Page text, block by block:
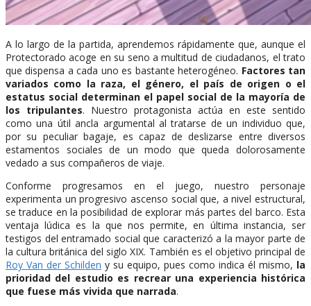
A lo largo de la partida, aprendemos rápidamente que, aunque el
Protectorado acoge en su seno a multitud de ciudadanos, el trato
que dispensa a cada uno es bastante heterogéneo. Factores tan
variados como la raza, el género, el país de origen o el
estatus social determinan el papel social de la mayoría de
los tripulantes. Nuestro protagonista actúa en este sentido
como una útil ancla argumental al tratarse de un individuo que,
por su peculiar bagaje, es capaz de deslizarse entre diversos
estamentos sociales de un modo que queda dolorosamente
vedado a sus compañeros de viaje.
Conforme progresamos en el juego, nuestro personaje
experimenta un progresivo ascenso social que, a nivel estructural,
se traduce en la posibilidad de explorar más partes del barco. Esta
ventaja lúdica es la que nos permite, en última instancia, ser
testigos del entramado social que caracterizó a la mayor parte de
la cultura británica del siglo XIX. También es el objetivo principal de
Roy Van der Schilden y su equipo, pues como indica él mismo, la
prioridad del estudio es recrear una experiencia histórica
que fuese más vivida que narrada.